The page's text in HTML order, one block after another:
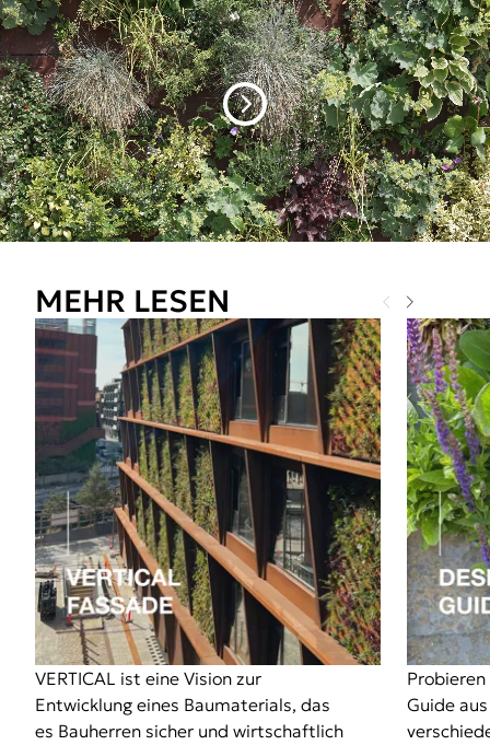
MEHR LESEN
VERTICAL ist eine Vision zur
Entwicklung eines Baumaterials, das
es Bauherren sicher und wirtschaftlich
Probieren
Guide